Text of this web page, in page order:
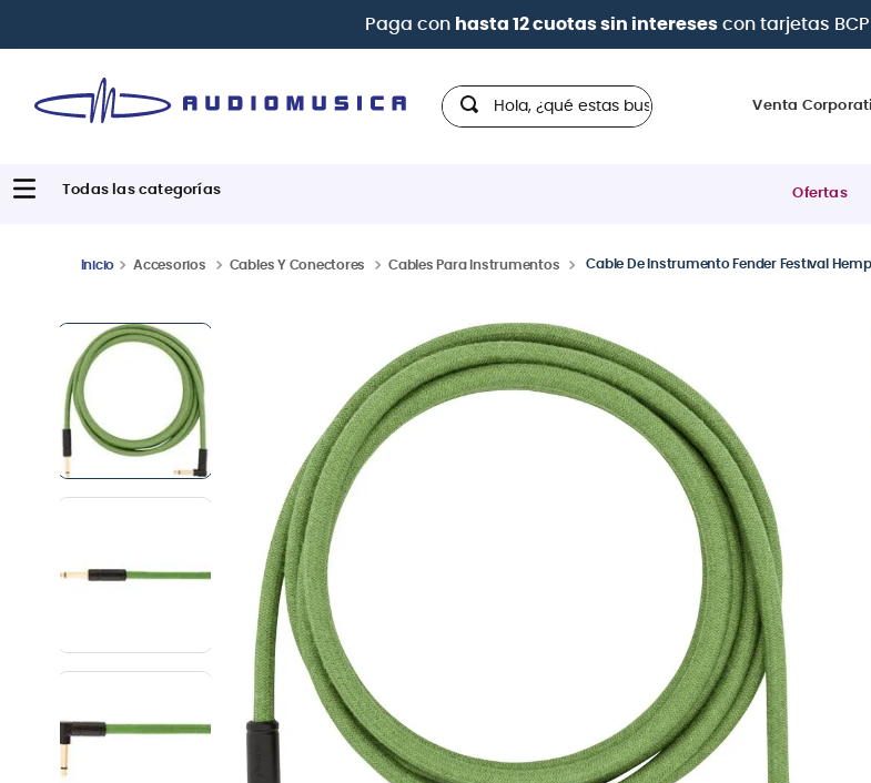
Paga con hasta 12 cuotas sin interesescon tarjetas
Hola, ¿qué estas buscando?
Venta
Ofertas
Accesorios Cables Y Conectores Cables Para Instrumentos Cable De Instrumento Fender Festival